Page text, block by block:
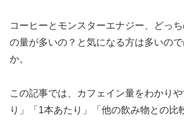
コーヒーとモンスターエナジー、どっ
の量が多いの？と気になる方は多いの
か。
この記事では、カフェイン量をわかり
り」「1本あたり」「他の飲み物との比